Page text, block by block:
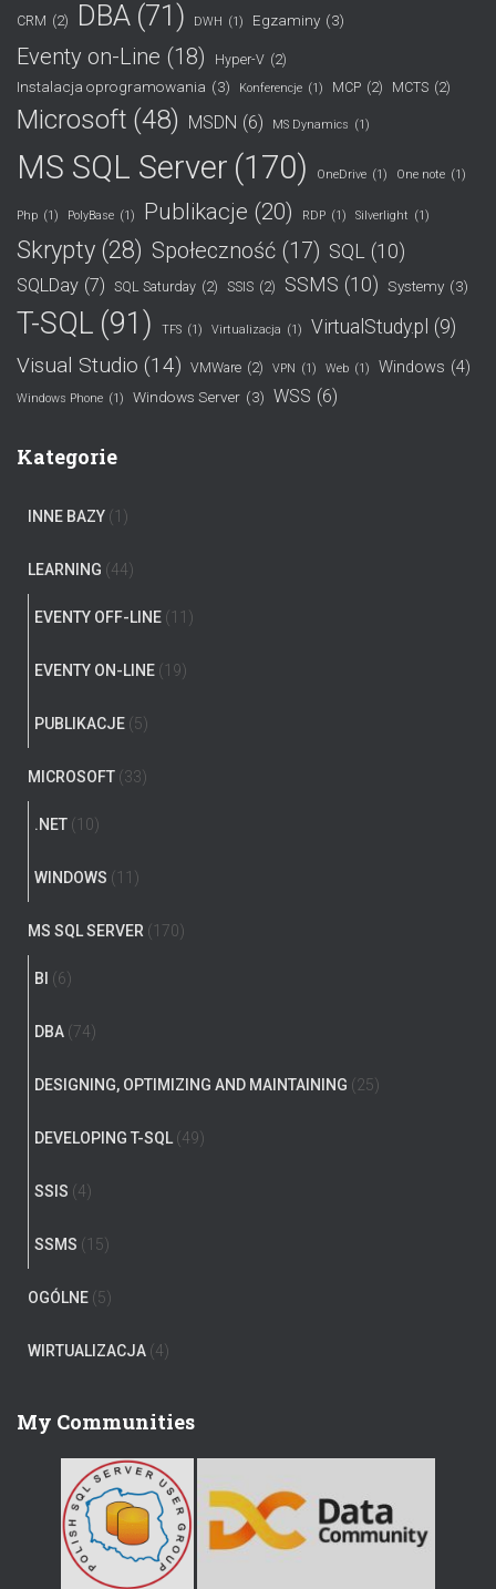
CRM (2) DBA (71) DWH (1) Egzaminy (3)
Eventy on-Line (18) Hyper-V (2)
Instalacja oprogramowania (3) Konferencje (1) MCP (2) MCTS (2)
Microsoft (48) MSDN (6) MS Dynamics (1)
MS SQL Server (170) OneDrive (1) One note (1)
Php (1) PolyBase (1) Publikacje (20) RDP (1) Silverlight (1)
Skrypty (28) Społeczność (17) SQL (10)
SQLDay (7) SQL Saturday (2) SSIS (2) SSMS (10) Systemy (3)
T-SQL (91) TFS (1) Virtualizacja (1) VirtualStudy.pl (9)
Visual Studio (14) VMWare (2) VPN (1) Web (1) Windows (4)
Windows Phone (1) Windows Server (3) WSS (6)
Kategorie
INNE BAZY (1)
LEARNING (44)
EVENTY OFF-LINE (11)
EVENTY ON-LINE (19)
PUBLIKACJE (5)
MICROSOFT (33)
.NET (10)
WINDOWS (11)
MS SQL SERVER (170)
BI (6)
DBA (74)
DESIGNING, OPTIMIZING AND MAINTAINING (25)
DEVELOPING T-SQL (49)
SSIS (4)
SSMS (15)
OGÓLNE (5)
WIRTUALIZACJA (4)
My Communities